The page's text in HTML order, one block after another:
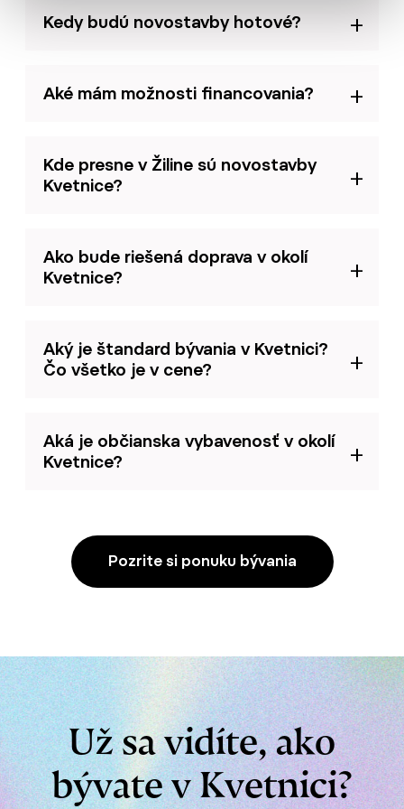
Kedy budú novostavby hotové?
Aké mám možnosti financovania?
Kde presne v Žiline sú novostavby
Kvetnice?
Ako bude riešená doprava v okolí
Kvetnice?
Aký je štandard bývania v Kvetnici?
Čo všetko je v cene?
Aká je občianska vybavenosť v okolí
Kvetnice?
Pozrite si ponuku bývania
Už sa vidíte, ako
bývate v Kvetnici?